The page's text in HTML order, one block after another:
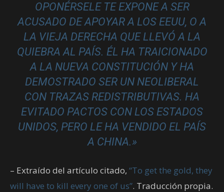
OPONÉRSELE TE EXPONE A SER
ACUSADO DE APOYAR A LOS EEUU, O A
LA VIEJA DERECHA QUE LLEVÓ A LA
QUIEBRA AL PAÍS. ÉL HA TRAICIONADO
A LA NUEVA CONSTITUCIÓN Y HA
DEMOSTRADO SER UN NEOLIBERAL
CON TRAZAS REDISTRIBUTIVAS. HA
EVITADO PACTOS CON LOS ESTADOS
UNIDOS, PERO LE HA VENDIDO EL PAÍS
A CHINA.»
– Extraído del artículo citado, “To get the gold, they
will have to kill every one of us”. Traducción propia.